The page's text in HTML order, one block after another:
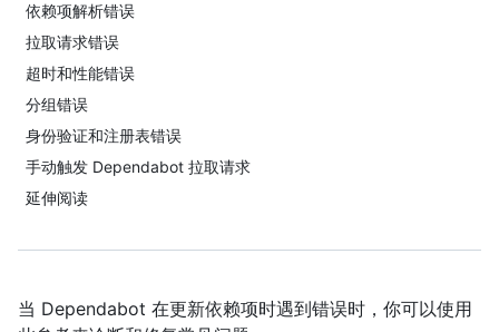
依赖项解析错误
拉取请求错误
超时和性能错误
分组错误
身份验证和注册表错误
手动触发 Dependabot 拉取请求
延伸阅读
当 Dependabot 在更新依赖项时遇到错误时，你可以使用